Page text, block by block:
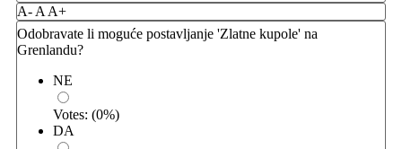
A- A A+
Odobravate li moguće postavljanje 'Zlatne kupole' na
Grenlandu?
NE
Votes: (0%)
DA